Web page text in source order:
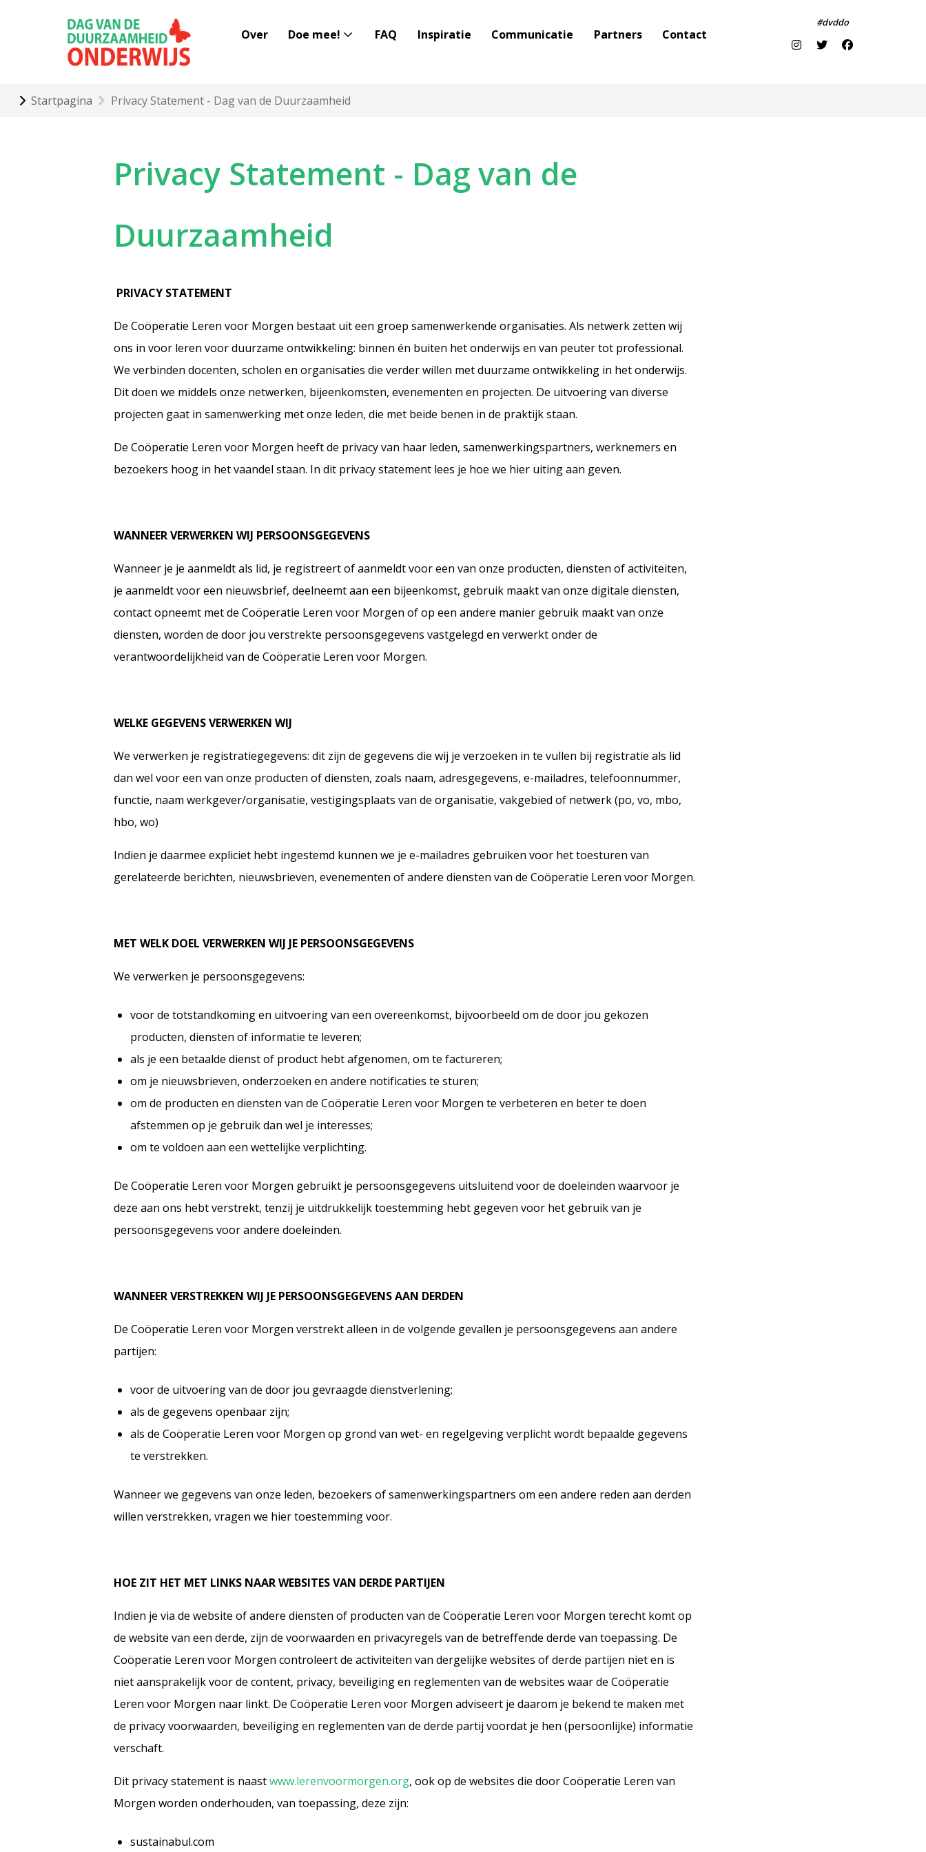
Over Doe mee! FAQ Inspiratie Communicatie Partners Contact
#dvddo
Startpagina Privacy Statement - Dag van de Duurzaamheid
Privacy Statement - Dag van de
Duurzaamheid
PRIVACY STATEMENT
De Coöperatie Leren voor Morgen bestaat uit een groep samenwerkende organisaties. Als netwerk zetten wij
ons in voor leren voor duurzame ontwikkeling: binnen én buiten het onderwijs en van peuter tot professional.
We verbinden docenten, scholen en organisaties die verder willen met duurzame ontwikkeling in het onderwijs.
Dit doen we middels onze netwerken, bijeenkomsten, evenementen en projecten. De uitvoering van diverse
projecten gaat in samenwerking met onze leden, die met beide benen in de praktijk staan.
De Coöperatie Leren voor Morgen heeft de privacy van haar leden, samenwerkingspartners, werknemers en
bezoekers hoog in het vaandel staan. In dit privacy statement lees je hoe we hier uiting aan geven.
WANNEER VERWERKEN WIJ PERSOONSGEGEVENS
Wanneer je je aanmeldt als lid, je registreert of aanmeldt voor een van onze producten, diensten of activiteiten,
je aanmeldt voor een nieuwsbrief, deelneemt aan een bijeenkomst, gebruik maakt van onze digitale diensten,
contact opneemt met de Coöperatie Leren voor Morgen of op een andere manier gebruik maakt van onze
diensten, worden de door jou verstrekte persoonsgegevens vastgelegd en verwerkt onder de
verantwoordelijkheid van de Coöperatie Leren voor Morgen.
WELKE GEGEVENS VERWERKEN WIJ
We verwerken je registratiegegevens: dit zijn de gegevens die wij je verzoeken in te vullen bij registratie als lid
dan wel voor een van onze producten of diensten, zoals naam, adresgegevens, e-mailadres, telefoonnummer,
functie, naam werkgever/organisatie, vestigingsplaats van de organisatie, vakgebied of netwerk (po, vo, mbo,
hbo, wo)
Indien je daarmee expliciet hebt ingestemd kunnen we je e-mailadres gebruiken voor het toesturen van
gerelateerde berichten, nieuwsbrieven, evenementen of andere diensten van de Coöperatie Leren voor Morgen.
MET WELK DOEL VERWERKEN WIJ JE PERSOONSGEGEVENS
We verwerken je persoonsgegevens:
voor de totstandkoming en uitvoering van een overeenkomst, bijvoorbeeld om de door jou gekozen
producten, diensten of informatie te leveren;
als je een betaalde dienst of product hebt afgenomen, om te factureren;
om je nieuwsbrieven, onderzoeken en andere notificaties te sturen;
om de producten en diensten van de Coöperatie Leren voor Morgen te verbeteren en beter te doen
afstemmen op je gebruik dan wel je interesses;
om te voldoen aan een wettelijke verplichting.
De Coöperatie Leren voor Morgen gebruikt je persoonsgegevens uitsluitend voor de doeleinden waarvoor je
deze aan ons hebt verstrekt, tenzij je uitdrukkelijk toestemming hebt gegeven voor het gebruik van je
persoonsgegevens voor andere doeleinden.
WANNEER VERSTREKKEN WIJ JE PERSOONSGEGEVENS AAN DERDEN
De Coöperatie Leren voor Morgen verstrekt alleen in de volgende gevallen je persoonsgegevens aan andere
partijen:
voor de uitvoering van de door jou gevraagde dienstverlening;
als de gegevens openbaar zijn;
als de Coöperatie Leren voor Morgen op grond van wet- en regelgeving verplicht wordt bepaalde gegevens
te verstrekken.
Wanneer we gegevens van onze leden, bezoekers of samenwerkingspartners om een andere reden aan derden
willen verstrekken, vragen we hier toestemming voor.
HOE ZIT HET MET LINKS NAAR WEBSITES VAN DERDE PARTIJEN
Indien je via de website of andere diensten of producten van de Coöperatie Leren voor Morgen terecht komt op
de website van een derde, zijn de voorwaarden en privacyregels van de betreffende derde van toepassing. De
Coöperatie Leren voor Morgen controleert de activiteiten van dergelijke websites of derde partijen niet en is
niet aansprakelijk voor de content, privacy, beveiliging en reglementen van de websites waar de Coöperatie
Leren voor Morgen naar linkt. De Coöperatie Leren voor Morgen adviseert je daarom je bekend te maken met
de privacy voorwaarden, beveiliging en reglementen van de derde partij voordat je hen (persoonlijke) informatie
verschaft.
Dit privacy statement is naastwww.lerenvoormorgen.org, ook op de websites die door Coöperatie Leren van
Morgen worden onderhouden, van toepassing, deze zijn:
sustainabul.com